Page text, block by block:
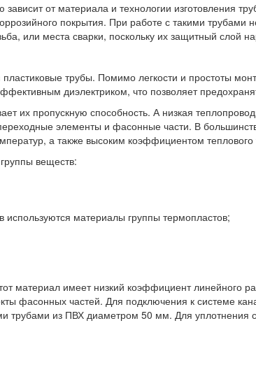
зависит от материала и технологии
покрытия. При работе с такими трубами
или места сварки, поскольку их защитный слой
трубы. Помимо легкости и простоты
диэлектриком, что позволяет
их пропускную способность. А низкая
элементы и фасонные части. В
а также высоким коэффициентом
веществ:
материалы группы термопластов;
материал имеет низкий коэффициент линейного
фасонных частей. Для подключения к системе
из ПВХ диаметром 50 мм. Для уплотнения